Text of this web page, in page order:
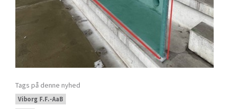
Tags på denne nyhed
Viborg F.F.-AaB